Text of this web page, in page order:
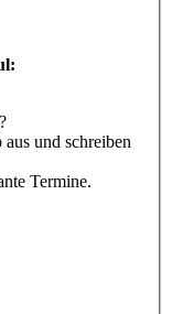
und schreiben
Termine.